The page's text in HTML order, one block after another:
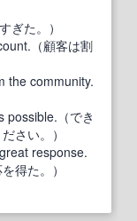
ぎた。）
（顧客は割
the community.
possible.（でき
さい。）
response.
得た。）